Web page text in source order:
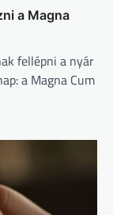
a Magna
fellépni a nyár
a Magna Cum